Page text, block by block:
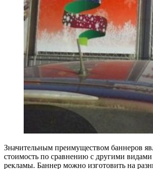
Значительным преимуществом баннеров
стоимость по сравнению с другими
рекламы. Баннер можно изготовить на